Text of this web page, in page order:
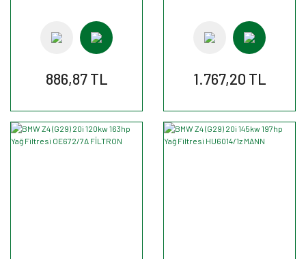
886,87 TL 1.767,20 TL